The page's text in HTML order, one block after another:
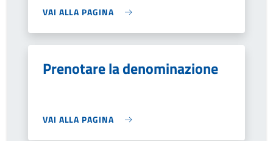
VAI ALLA PAGINA
Prenotare la denominazione
VAI ALLA PAGINA